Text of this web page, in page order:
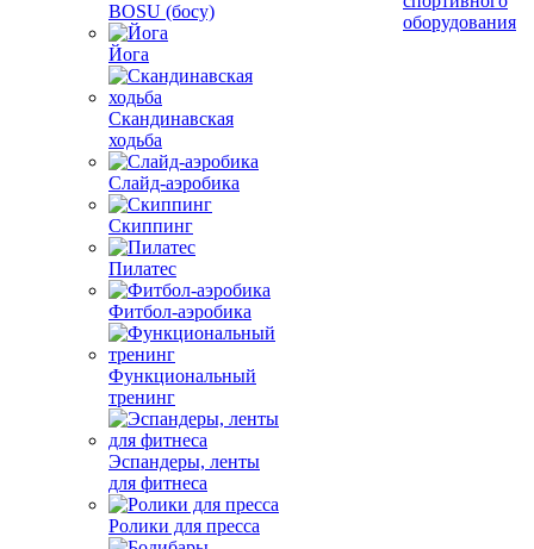
BOSU (босу)
Йога
Скандинавская
ходьба
Слайд-аэробика
Скиппинг
Пилатес
Фитбол-аэробика
Функциональный
тренинг
Эспандеры, ленты
для фитнеса
Ролики для пресса
оборудования